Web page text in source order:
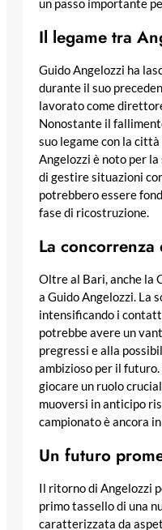
un passo importante
Il legame tra
Guido Angelozzi ha
durante il suo
lavorato come
Nonostante il
suo legame con la
Angelozzi è noto per
di gestire situazioni
potrebbero essere
fase di ricostruzione.
La concorrenza
Oltre al Bari, anche la
a Guido Angelozzi. La
intensificando i
potrebbe avere un
pregressi e alla
ambizioso per il
giocare un ruolo
muoversi in anticipo
campionato è ancora
Un futuro
Il ritorno di Angelozzi
primo tassello di una
caratterizzata da